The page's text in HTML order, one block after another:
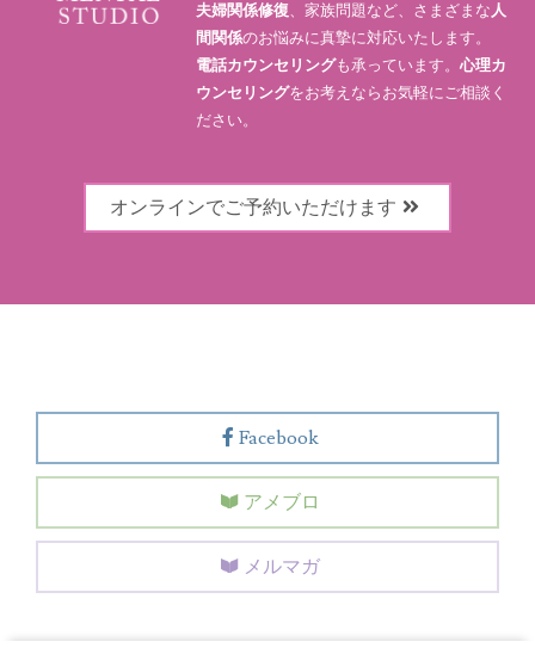
夫婦関係修復、家族問題など、さまざまな人
間関係のお悩みに真摯に対応いたします。
電話カウンセリングも承っています。心理カ
ウンセリングをお考えならお気軽にご相談く
ださい。
オンラインでご予約いただけます
Facebook
アメブロ
メルマガ